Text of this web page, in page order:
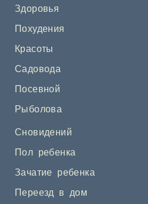
Здоровья
Похудения
Красоты
Садовода
Посевной
Рыболова
Сновидений
Пол ребенка
Зачатие ребенка
Переезд в дом